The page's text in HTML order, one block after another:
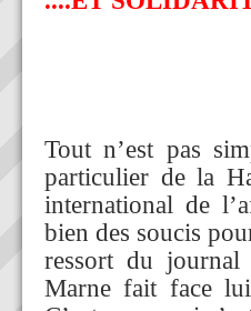
Tout n’est pas
particulier de la
international de
bien des soucis
ressort du
Marne fait face